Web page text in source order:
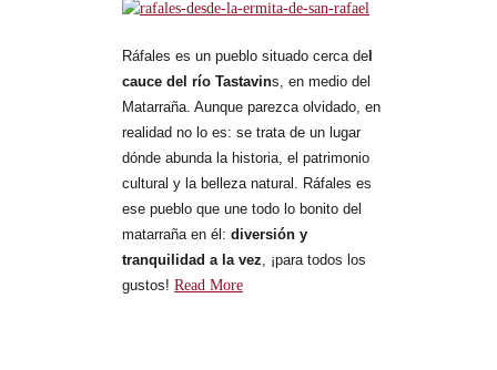
Ráfales es un pueblo situado cerca de
cauce del río Tastavins, en medio del
Matarraña. Aunque parezca olvidado, en
realidad no lo es: se trata de un lugar
dónde abunda la historia, el patrimonio
cultural y la belleza natural. Ráfales es
ese pueblo que une todo lo bonito del
matarraña en él: diversión y
tranquilidad a la vez, ¡para todos los
gustos! Read More